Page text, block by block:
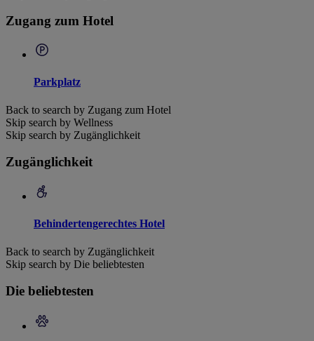
Zugang zum Hotel
Parkplatz
Back to search by Zugang zum Hotel
Skip search by Wellness
Skip search by Zugänglichkeit
Zugänglichkeit
Behindertengerechtes Hotel
Back to search by Zugänglichkeit
Skip search by Die beliebtesten
Die beliebtesten